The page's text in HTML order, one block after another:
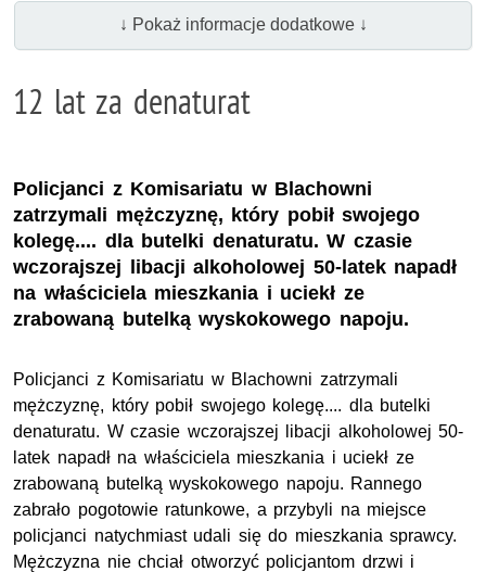
↓ Pokaż informacje dodatkowe ↓
12 lat za denaturat
Policjanci z Komisariatu w Blachowni
zatrzymali mężczyznę, który pobił swojego
kolegę.... dla butelki denaturatu. W czasie
wczorajszej libacji alkoholowej 50-latek napadł
na właściciela mieszkania i uciekł ze
zrabowaną butelką wyskokowego napoju.
Policjanci z Komisariatu w Blachowni zatrzymali
mężczyznę, który pobił swojego kolegę.... dla butelki
denaturatu. W czasie wczorajszej libacji alkoholowej 50-
latek napadł na właściciela mieszkania i uciekł ze
zrabowaną butelką wyskokowego napoju. Rannego
zabrało pogotowie ratunkowe, a przybyli na miejsce
policjanci natychmiast udali się do mieszkania sprawcy.
Mężczyzna nie chciał otworzyć policjantom drzwi i